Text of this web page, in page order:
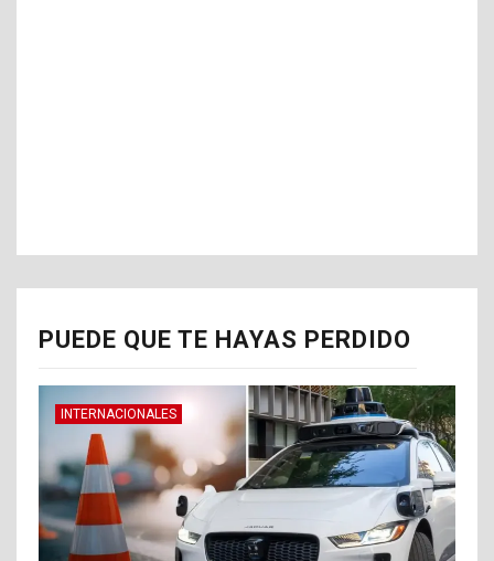
PUEDE QUE TE HAYAS PERDIDO
INTERNACIONALES